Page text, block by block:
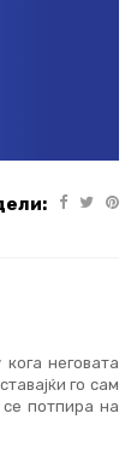
неговата
го сам
потпира на